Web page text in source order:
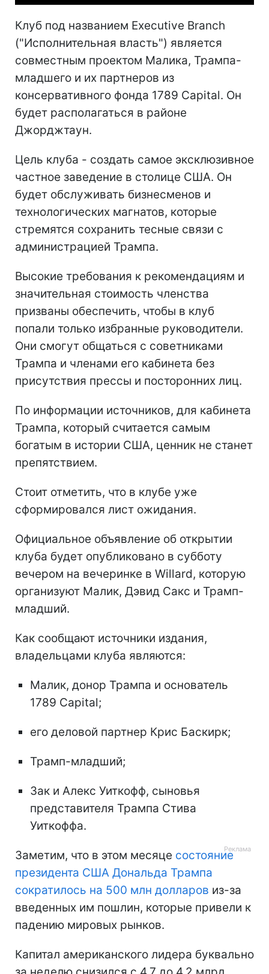
Клуб под названием Executive Branch
("Исполнительная власть") является
совместным проектом Малика, Трампа-
младшего и их партнеров из
консервативного фонда 1789 Capital. Он
будет располагаться в районе
Джорджтаун.
Цель клуба - создать самое эксклюзивное
частное заведение в столице США. Он
будет обслуживать бизнесменов и
технологических магнатов, которые
стремятся сохранить тесные связи с
администрацией Трампа.
Высокие требования к рекомендациям и
значительная стоимость членства
призваны обеспечить, чтобы в клуб
попали только избранные руководители.
Они смогут общаться с советниками
Трампа и членами его кабинета без
присутствия прессы и посторонних лиц.
По информации источников, для кабинета
Трампа, который считается самым
богатым в истории США, ценник не станет
препятствием.
Стоит отметить, что в клубе уже
сформировался лист ожидания.
Официальное объявление об открытии
клуба будет опубликовано в субботу
вечером на вечеринке в Willard, которую
организуют Малик, Дэвид Сакс и Трамп-
младший.
Как сообщают источники издания,
владельцами клуба являются:
Малик, донор Трампа и основатель
1789 Capital;
его деловой партнер Крис Баскирк;
Трамп-младший;
Зак и Алекс Уиткофф, сыновья
представителя Трампа Стива
Уиткоффа.
Заметим, что в этом месяце состояние
президента США Дональда Трампа
сократилось на 500 млн долларов из-за
введенных им пошлин, которые привели к
падению мировых рынков.
Капитал американского лидера буквально